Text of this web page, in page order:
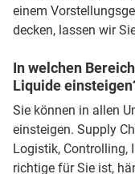
einem
decken, lassen wir
In welchen
Liquide
Sie können in allen
einsteigen. Supply
Logistik, Controlling,
richtige für Sie ist,